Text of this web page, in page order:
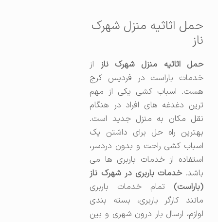
حمل اثاثیه منزل شهرک
حمل اثاثیه منزل شهرک ناز از
خدمات باراست در فردیس کرج
هست. اسباب کشی یکی از مهم
ترین دغدغه های افراد در هنگام
نقل مکان به منزل جدید است.
بهترین راه حل برای داشتن یک
اسباب کشی راحت و بدون دردسر،
استفاده از خدمات باربری ها می
باشد.خدمات باربری در شهرک ناز
(باراست)تمام خدمات باربری
مانند کارگر باربری، بسته بندی
لوازم، ارسال بار درون شهری و بین